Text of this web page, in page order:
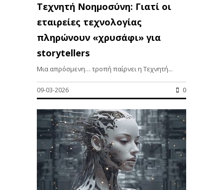
Τεχνητή Νοημοσύνη: Γιατί οι
εταιρείες τεχνολογίας
πληρώνουν «χρυσάφι» για
storytellers
Μια απρόσμενη… τροπή παίρνει η Τεχνητή...
09-03-2026 0